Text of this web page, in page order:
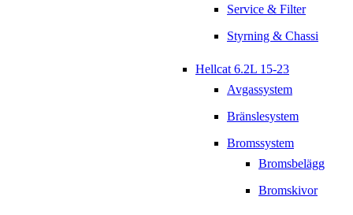
Service & Filter
Styrning & Chassi
Hellcat 6.2L 15-23
Avgassystem
Bränslesystem
Bromssystem
Bromsbelägg
Bromskivor